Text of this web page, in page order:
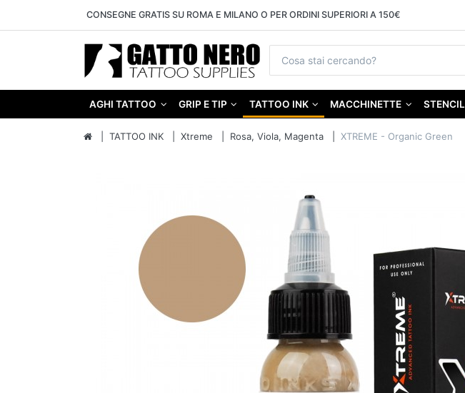
CONSEGNE GRATIS SU ROMA E MILANO O PER ORDINI SUPERIORI A 150€
AGHI TATTOO GRIP E TIP TATTOO INK MACCHINETTE STENCIL
TATTOO INK Xtreme Rosa, Viola, Magenta XTREME - Organic Green